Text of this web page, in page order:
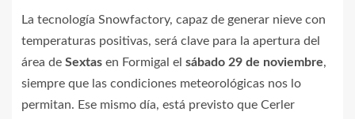
La tecnología Snowfactory, capaz de generar nieve con
temperaturas positivas, será clave para la apertura del
área de Sextas en Formigal el sábado 29 de noviembre,
siempre que las condiciones meteorológicas nos lo
permitan. Ese mismo día, está previsto que Cerler